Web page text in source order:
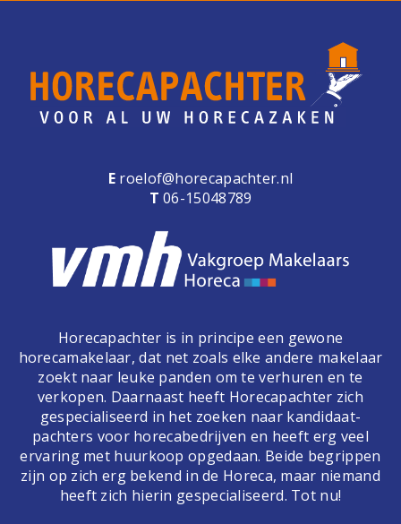
E roelof@horecapachter.nl
T 06-15048789
Horecapachter is in principe een gewone
horecamakelaar, dat net zoals elke andere makelaar
zoekt naar leuke panden om te verhuren en te
verkopen. Daarnaast heeft Horecapachter zich
gespecialiseerd in het zoeken naar kandidaat-
pachters voor horecabedrijven en heeft erg veel
ervaring met huurkoop opgedaan. Beide begrippen
zijn op zich erg bekend in de Horeca, maar niemand
heeft zich hierin gespecialiseerd. Tot nu!